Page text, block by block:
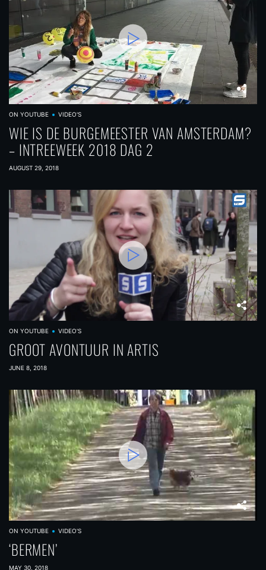
ON YOUTUBE VIDEO'S
WIE IS DE BURGEMEESTER VAN AMSTERDAM?
– INTREEWEEK 2018 DAG 2
AUGUST 29, 2018
ON YOUTUBE VIDEO'S
GROOT AVONTUUR IN ARTIS
JUNE 8, 2018
ON YOUTUBE VIDEO'S
‘BERMEN’
MAY 30, 2018